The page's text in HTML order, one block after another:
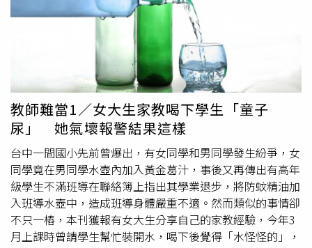
腎臟病變的「高、貧、泡、水、倦」症狀，也就是高血壓、
水腫、疲倦、血色素低、尿中有泡，原本他覺得自己年輕力
壯，直至某天實習時，突然感到疲倦，趴在護理站休息，同
學發現叫不醒他，才把他送到急診室。譚敦慈說到，她是在
林杰樑洗腎後6年嫁給他的，事後婆婆告訴她，事發當時接
到電話，得知林杰樑被送往急診，BUN尿素 氮已經超過100
mg/dL（正常值7到20 mg/dL），肌酸酐也10幾了（正常值
0.7到1.3 mg/dL），馬上就要洗腎了，「其實很多年輕人都
是到了那一刻，才發現他的腎臟壞掉了」。譚敦慈透露，後
來她和林杰樑聊天時，對方坦承自己其實輕忽了，他的尿液
中早就有泡泡，但一直處於忙碌狀態，婆婆看他臉色蒼白，
也以為是因為在醫院實習，很少曬到太陽，「任何人面對疾
病的時候，可能會想一些合理的解釋」。譚敦慈也指出，有
統計數據顯示，如果父母是洗腎的病人，孩子將來洗腎的風
教師難當1／女大生家教喝下學生「童子
尿」 她氣壞報警結果這樣
台中一間國小先前曾爆出，有女同學和男同學發生紛爭，女
同學竟在男同學水壺內加入黃金葛汁，事後又再傳出有高年
級學生不滿班導在聯絡簿上指出其學業退步，將防蚊精油加
入班導水壺中，造成班導身體嚴重不適。然而類似的事情卻
不只一樁，本刊獲報有女大生分享自己的家教經驗，今年3
月上課時曾請學生幫忙裝開水，喝下後覺得「水怪怪的」，